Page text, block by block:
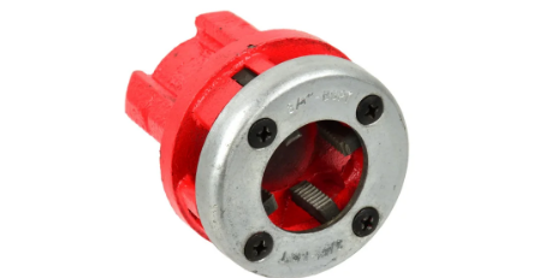
Dětská hřiště
Autodoplňky